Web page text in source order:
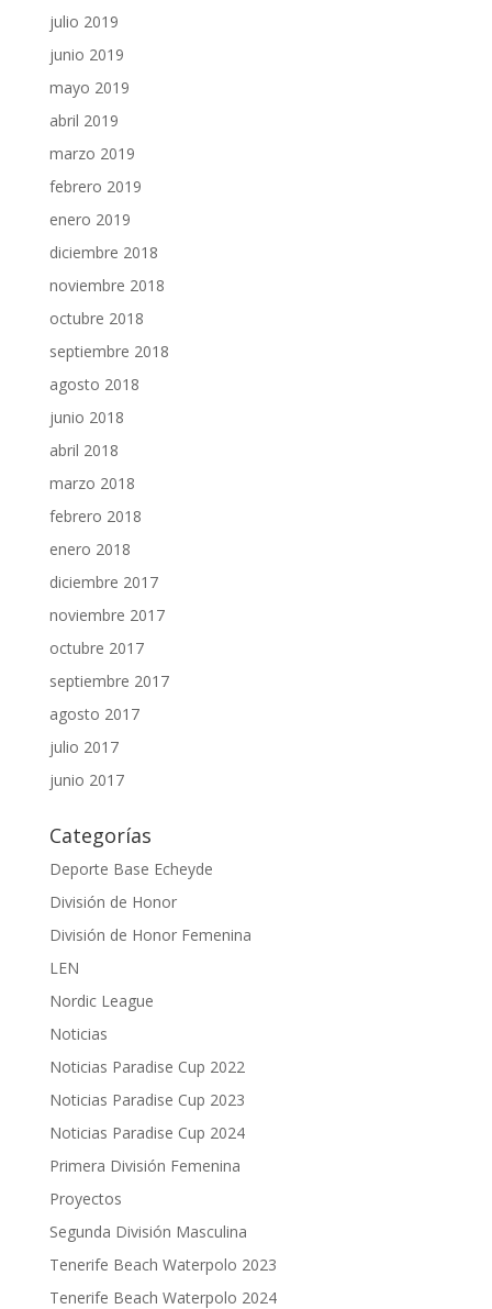
julio 2019
junio 2019
mayo 2019
abril 2019
marzo 2019
febrero 2019
enero 2019
diciembre 2018
noviembre 2018
octubre 2018
septiembre 2018
agosto 2018
junio 2018
abril 2018
marzo 2018
febrero 2018
enero 2018
diciembre 2017
noviembre 2017
octubre 2017
septiembre 2017
agosto 2017
julio 2017
junio 2017
Categorías
Deporte Base Echeyde
División de Honor
División de Honor Femenina
LEN
Nordic League
Noticias
Noticias Paradise Cup 2022
Noticias Paradise Cup 2023
Noticias Paradise Cup 2024
Primera División Femenina
Proyectos
Segunda División Masculina
Tenerife Beach Waterpolo 2023
Tenerife Beach Waterpolo 2024